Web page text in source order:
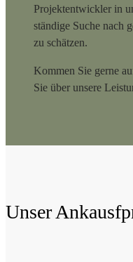
Projektentwickler in
ständige Suche nach
zu schätzen.
Kommen Sie gerne
Sie über unsere
Unser